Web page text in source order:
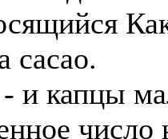
сасао.
капцы